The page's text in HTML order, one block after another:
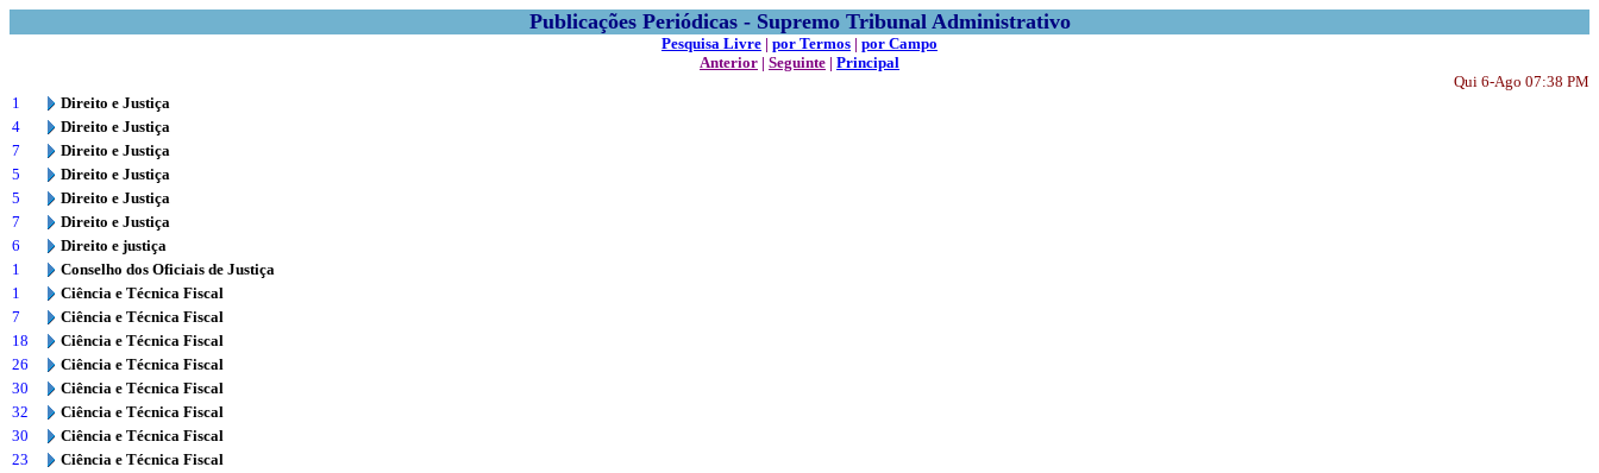
Publicações Periódicas - Supremo Tribunal Administrativo
Pesquisa Livre | por Termos | por Campo
Anterior | Seguinte | Principal
Qui 6-Ago 07:38 PM
1
Direito e Justiça
4
Direito e Justiça
7
Direito e Justiça
5
Direito e Justiça
5
Direito e Justiça
7
Direito e Justiça
6
Direito e justiça
1
Conselho dos Oficiais de Justiça
1
Ciência e Técnica Fiscal
7
Ciência e Técnica Fiscal
18
Ciência e Técnica Fiscal
26
Ciência e Técnica Fiscal
30
Ciência e Técnica Fiscal
32
Ciência e Técnica Fiscal
30
Ciência e Técnica Fiscal
23
Ciência e Técnica Fiscal